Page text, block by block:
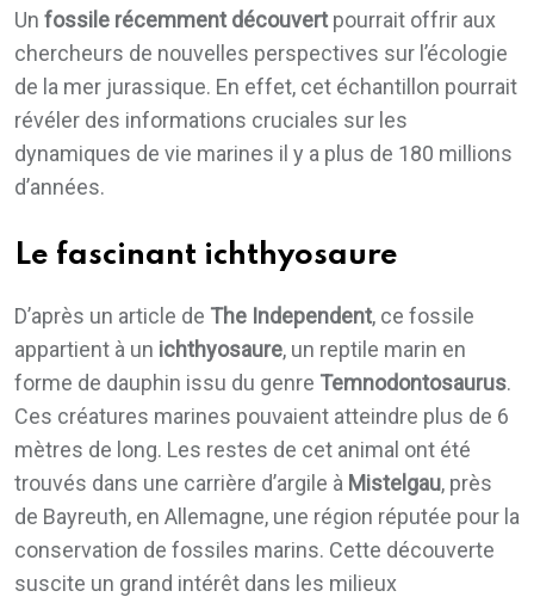
Un fossile récemment découvertpourrait offrir aux
chercheurs de nouvelles perspectives sur l’écologie
de la mer jurassique. En effet, cet échantillon pourrait
révéler des informations cruciales sur les
dynamiques de vie marines il y a plus de 180 millions
d’années.
Le fascinant ichthyosaure
D’après un article de The Independent, ce fossile
appartient à un ichthyosaure, un reptile marin en
forme de dauphin issu du genre Temnodontosaurus.
Ces créatures marines pouvaient atteindre plus de 6
mètres de long. Les restes de cet animal ont été
trouvés dans une carrière d’argile à Mistelgau, près
de Bayreuth, en Allemagne, une région réputée pour la
conservation de fossiles marins. Cette découverte
suscite un grand intérêt dans les milieux